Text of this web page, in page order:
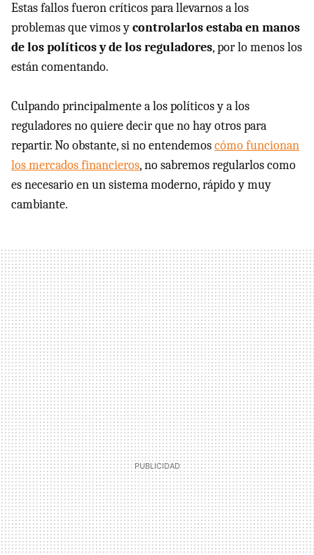
Estas fallos fueron críticos para llevarnos a los
problemas que vimos ycontrolarlos estaba en manos
de los políticos y de los reguladores, por lo menos los
están comentando.
Culpando principalmente a los políticos y a los
reguladores no quiere decir que no hay otros para
repartir. No obstante, si no entendemoscómo funcionan
los mercados financieros, no sabremos regularlos como
es necesario en un sistema moderno, rápido y muy
cambiante.